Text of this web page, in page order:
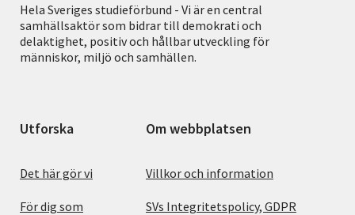
Hela Sveriges studieförbund - Vi är en central
samhällsaktör som bidrar till demokrati och
delaktighet, positiv och hållbar utveckling för
människor, miljö och samhällen.
Utforska
Det här gör vi
För dig som
Om webbplatsen
Villkor och information
SVs Integritetspolicy, GDPR